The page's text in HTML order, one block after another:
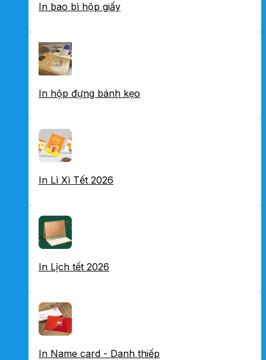
In bao bì hộp giấy
In hộp đựng bánh kẹo
In Lì Xì Tết 2026
In Lịch tết 2026
In Name card - Danh thiếp